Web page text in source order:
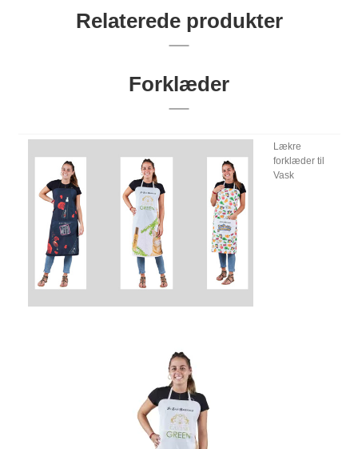
Relaterede produkter
Forklæder
Lækre
forklæder til
Vask